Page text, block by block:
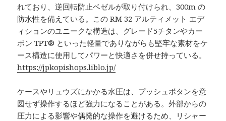
れており、逆回転防止ベゼルが取り付けられ、300m の
防水性を備えている。この RM 32 アルティメット エデ
ィションのユニークな構造は、グレード5チタンやカー
ボン TPT® といった軽量でありながらも堅牢な素材をケ
ース構造に使用してパワーと快適さを併せ持っている。
https://jpkopishops.liblo.jp/
ケースやリュウズにかかる水圧は、プッシュボタンを意
図せず操作するほど強力になることがある。外部からの
圧力による影響や偶発的な操作を避けるため、リシャー